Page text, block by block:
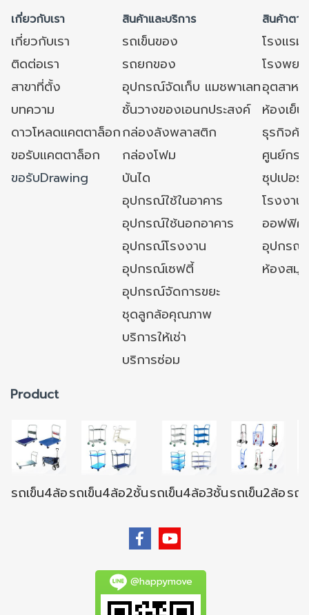
เกี่ยวกับเรา สินค้าและบริการ สินค้าตา
เกี่ยวกับเรา รถเข็นของ
โรงแร
ติดต่อเรา
รถยกของ
โรงพย
สาขาที่ตั้ง
อุปกรณ์จัดเก็บ แมชพาเลทอุตสาหก
บทความ
ชั้นวางของเอนกประสงค์
ห้องเย็
ดาวโหลดแคตตาล็อกกล่องลังพลาสติก
ธุรกิจค้
ขอรับแคตตาล็อก
กล่องโฟม
ศูนย์กร
ขอรับDrawing
บันได
ซุปเปอ
อุปกรณ์ใช้ในอาคาร
โรงงา
อุปกรณ์ใช้นอกอาคาร
ออฟฟิศ/
อุปกรณ์โรงงาน
อุปกรณ์
อุปกรณ์เซฟตี้
ห้องสมุ
อุปกรณ์จัดการขยะ
ชุดลูกล้อคุณภาพ
บริการให้เช่า
บริการซ่อม
Product
รถเข็น4ล้อรถเข็น4ล้อ2ชั้นรถเข็น4ล้อ3ชั้นรถเข็น2ล้อรถ
@happymove